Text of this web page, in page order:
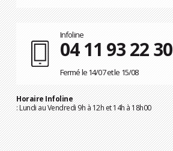
Infoline
04 11 93 22 30
Fermé le 14/07 et le 15/08
Horaire Infoline
: Lundi au Vendredi 9h à 12h et 14h à 18h00